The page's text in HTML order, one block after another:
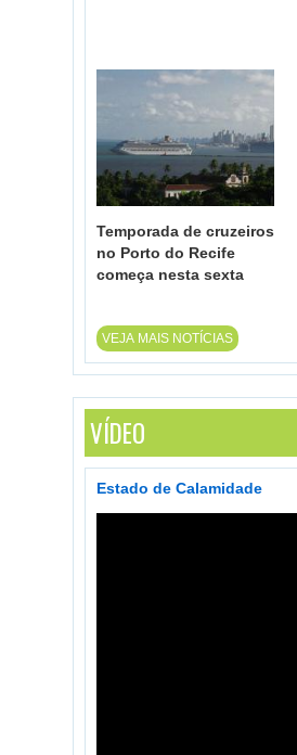
Temporada de cruzeiros
no Porto do Recife
começa nesta sexta
VEJA MAIS NOTÍCIAS
VÍDEO
Estado de Calamidade